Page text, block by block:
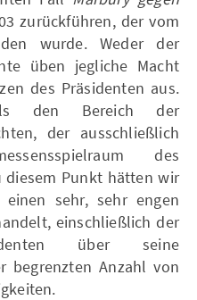
zurückführen, der vom
wurde. Weder der
üben jegliche Macht
des Präsidenten aus.
den Bereich der
der ausschließlich
des
diesem Punkt hätten wir
sehr, sehr engen
einschließlich der
über seine
begrenzten Anzahl von